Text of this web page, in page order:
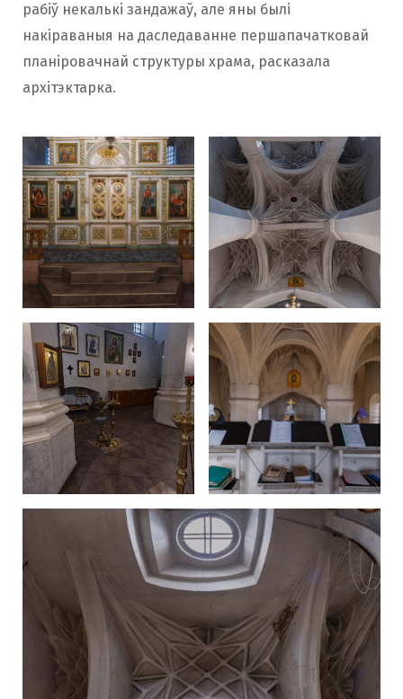
рабіў некалькі зандажаў, але яны былі
накіраваныя на даследаванне першапачатковай
планіровачнай структуры храма, расказала
архітэктарка.